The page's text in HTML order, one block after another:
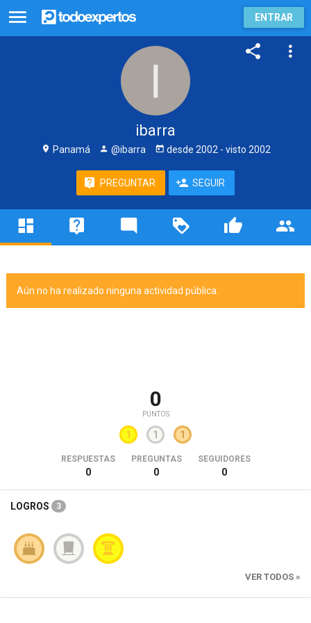
ENTRAR
ibarra
Panamá @ibarra desde 2002 - visto 2002
PREGUNTAR SEGUIR
Aún no ha realizado ninguna actividad pública.
0
PUNTOS
1 1 1
RESPUESTAS
0
PREGUNTAS
0
SEGUIDORES
0
LOGROS 3
VER TODOS »